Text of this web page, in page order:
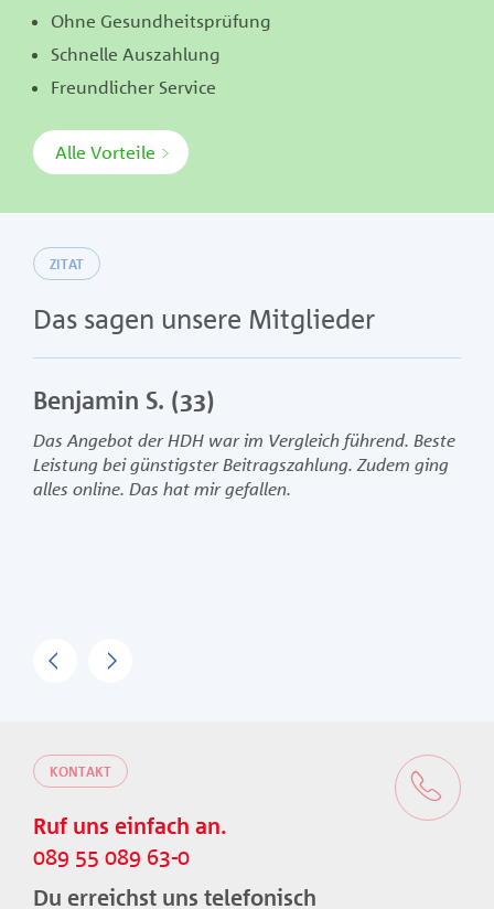
Ohne Gesundheitsprüfung
Schnelle Auszahlung
Freundlicher Service
Alle Vorteile
ZITAT
Das sagen unsere Mitglieder
S. (33)
der HDH war im Vergleich führend. Beste
bei günstigster Beitragszahlung. Zudem ging
online. Das hat mir gefallen.
Für Ihre
bedanke ich
Previous
KONTAKT
Ruf uns einfach an.
089 55 089 63-0
Du erreichst uns telefonisch